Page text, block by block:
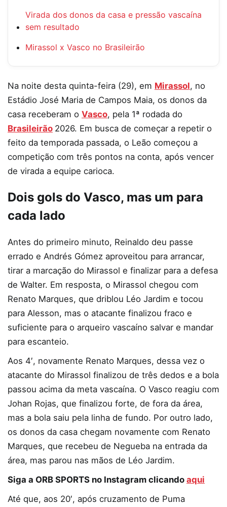
Virada dos donos da casa e pressão vascaína
sem resultado
Mirassol x Vasco no Brasileirão
Na noite desta quinta-feira (29), em Mirassol, no
Estádio José Maria de Campos Maia, os donos da
casa receberam o Vasco, pela 1ª rodada do
Brasileirão 2026. Em busca de começar a repetir o
feito da temporada passada, o Leão começou a
competição com três pontos na conta, após vencer
de virada a equipe carioca.
Dois gols do Vasco, mas um para
cada lado
Antes do primeiro minuto, Reinaldo deu passe
errado e Andrés Gómez aproveitou para arrancar,
tirar a marcação do Mirassol e finalizar para a defesa
de Walter. Em resposta, o Mirassol chegou com
Renato Marques, que driblou Léo Jardim e tocou
para Alesson, mas o atacante finalizou fraco e
suficiente para o arqueiro vascaíno salvar e mandar
para escanteio.
Aos 4′, novamente Renato Marques, dessa vez o
atacante do Mirassol finalizou de três dedos e a bola
passou acima da meta vascaína. O Vasco reagiu com
Johan Rojas, que finalizou forte, de fora da área,
mas a bola saiu pela linha de fundo. Por outro lado,
os donos da casa chegam novamente com Renato
Marques, que recebeu de Negueba na entrada da
área, mas parou nas mãos de Léo Jardim.
Siga a ORB SPORTS no Instagram clicando aqui
Até que, aos 20′, após cruzamento de Puma